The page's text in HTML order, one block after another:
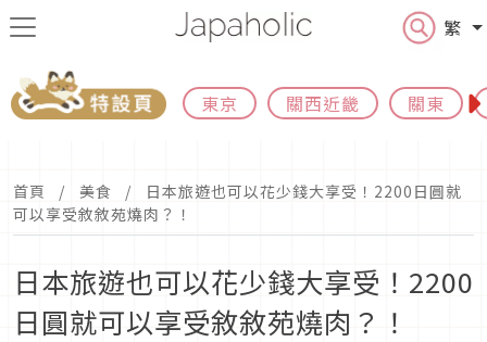
繁
東京 關西近畿 關東
首頁 美食
日本旅遊也可以花少錢大享受！2200日圓就
可以享受敘敘苑燒肉？！
日本旅遊也可以花少錢大享受！2200
日圓就可以享受敘敘苑燒肉？！